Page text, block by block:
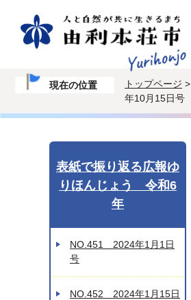
現在の位置 トップページ >
年10月15日号
表紙で振り返る広報ゆ
りほんじょう 令和6
年
NO.451 2024年1月1日
号
NO.452 2024年1月15日